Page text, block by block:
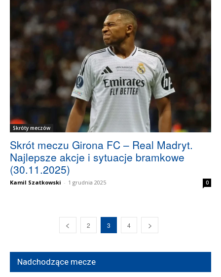
Skróty meczów
Skrót meczu Girona FC – Real Madryt.
Najlepsze akcje i sytuacje bramkowe
(30.11.2025)
Kamil Szatkowski - 1 grudnia 2025 0
2 3 4
Nadchodzące mecze